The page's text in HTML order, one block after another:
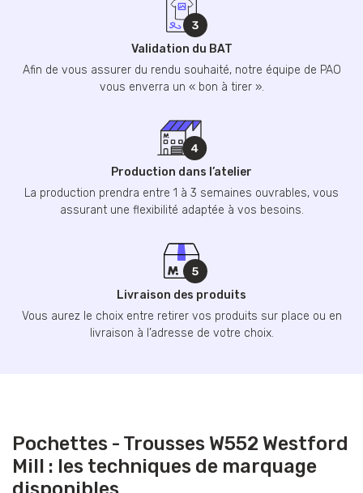
Validation du BAT
Afin de vous assurer du rendu souhaité, notre équipe de PAO
vous enverra un « bon à tirer ».
Production dans l’atelier
La production prendra entre 1 à 3 semaines ouvrables, vous
assurant une flexibilité adaptée à vos besoins.
Livraison des produits
Vous aurez le choix entre retirer vos produits sur place ou en
livraison à l’adresse de votre choix.
Pochettes - Trousses W552 Westford
Mill : les techniques de marquage